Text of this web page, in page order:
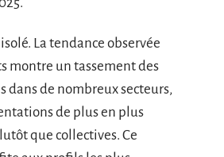
isolé. La tendance observée
montre un tassement des
dans de nombreux secteurs,
de plus en plus
que collectives. Ce